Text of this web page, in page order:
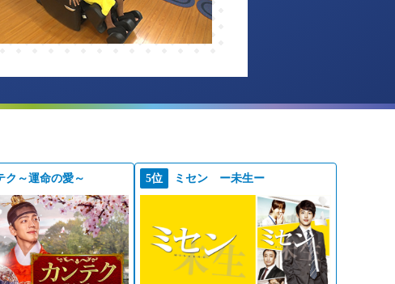
ク～運命の愛～ 5位 ミセン ー未生ー